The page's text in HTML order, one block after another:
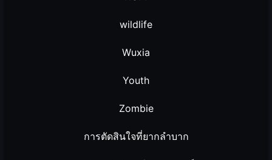
wildlife
Wuxia
Youth
Zombie
การตัดสินใจที่ยากลำบาก